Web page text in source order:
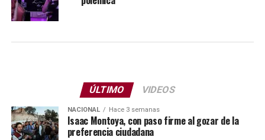
ÚLTIMO VIDEOS
NACIONAL Hace 3 semanas
Isaac Montoya, con paso firme al gozar de la
preferencia ciudadana